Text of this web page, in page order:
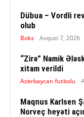
Dübua – Vordli
olub
Boks Avqust 7, 2026
“Zirə” Namik
xitam verildi
Azərbaycan futbolu
Maqnus Karlsen
Norveç heyəti